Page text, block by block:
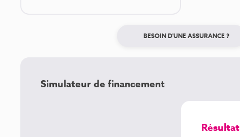
BESOIN D'UNE ASSURANCE ?
Simulateur de financement
Résultat